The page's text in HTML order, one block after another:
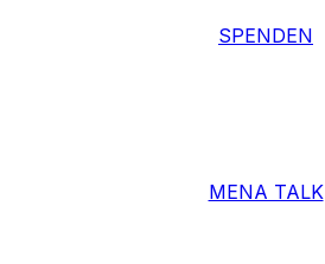
SPENDEN
MENA TALK